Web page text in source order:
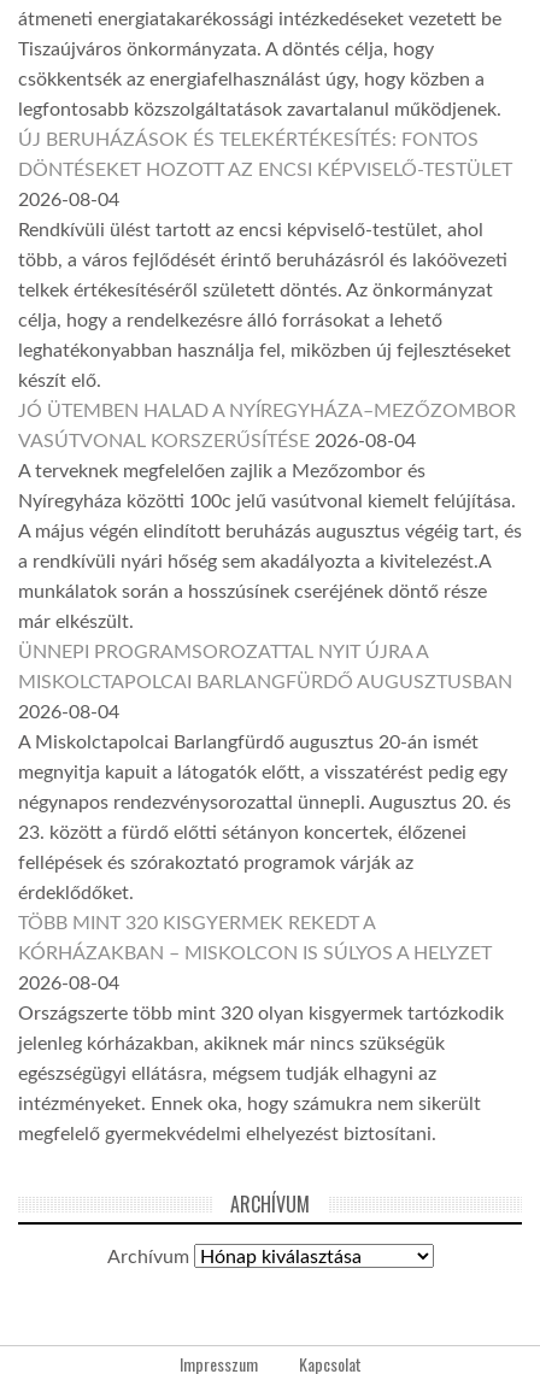
átmeneti energiatakarékossági intézkedéseket vezetett be
Tiszaújváros önkormányzata. A döntés célja, hogy
csökkentsék az energiafelhasználást úgy, hogy közben a
legfontosabb közszolgáltatások zavartalanul működjenek.
ÚJ BERUHÁZÁSOK ÉS TELEKÉRTÉKESÍTÉS: FONTOS
DÖNTÉSEKET HOZOTT AZ ENCSI KÉPVISELŐ-TESTÜLET
2026-08-04
Rendkívüli ülést tartott az encsi képviselő-testület, ahol
több, a város fejlődését érintő beruházásról és lakóövezeti
telkek értékesítéséről született döntés. Az önkormányzat
célja, hogy a rendelkezésre álló forrásokat a lehető
leghatékonyabban használja fel, miközben új fejlesztéseket
készít elő.
JÓ ÜTEMBEN HALAD A NYÍREGYHÁZA–MEZŐZOMBOR
VASÚTVONAL KORSZERŰSÍTÉSE 2026-08-04
A terveknek megfelelően zajlik a Mezőzombor és
Nyíregyháza közötti 100c jelű vasútvonal kiemelt felújítása.
A május végén elindított beruházás augusztus végéig tart, és
a rendkívüli nyári hőség sem akadályozta a kivitelezést.A
munkálatok során a hosszúsínek cseréjének döntő része
már elkészült.
ÜNNEPI PROGRAMSOROZATTAL NYIT ÚJRA A
MISKOLCTAPOLCAI BARLANGFÜRDŐ AUGUSZTUSBAN
2026-08-04
A Miskolctapolcai Barlangfürdő augusztus 20-án ismét
megnyitja kapuit a látogatók előtt, a visszatérést pedig egy
négynapos rendezvénysorozattal ünnepli. Augusztus 20. és
23. között a fürdő előtti sétányon koncertek, élőzenei
fellépések és szórakoztató programok várják az
érdeklődőket.
TÖBB MINT 320 KISGYERMEK REKEDT A
KÓRHÁZAKBAN – MISKOLCON IS SÚLYOS A HELYZET
2026-08-04
Országszerte több mint 320 olyan kisgyermek tartózkodik
jelenleg kórházakban, akiknek már nincs szükségük
egészségügyi ellátásra, mégsem tudják elhagyni az
intézményeket. Ennek oka, hogy számukra nem sikerült
megfelelő gyermekvédelmi elhelyezést biztosítani.
ARCHÍVUM
Archívum
Impresszum Kapcsolat